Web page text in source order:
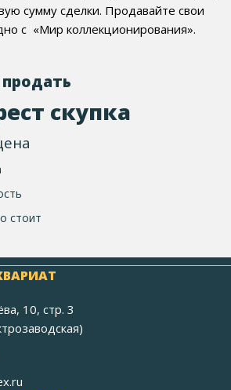
сумму сделки. Продавайте свои
с «Мир коллекционирования».
скупка
стоит
10, стр. 3